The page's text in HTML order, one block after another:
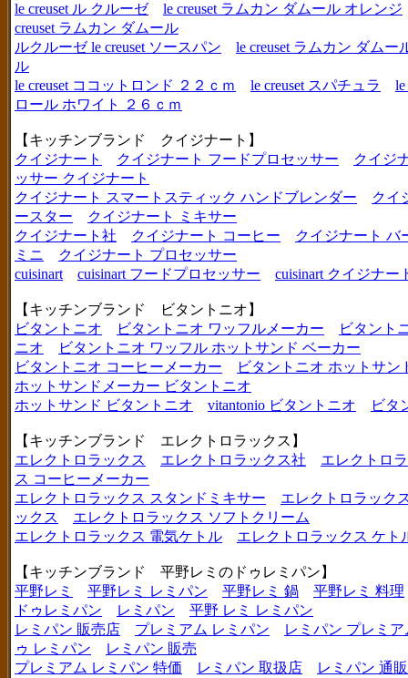
le creuset ル クルーゼ
le creuset ラムカン ダムール オレンジ
creuset ラムカン ダムール
ルクルーゼ le creuset ソースパン
le creuset ラムカン ダム
ル
le creuset ココットロンド ２２ｃｍ
le creuset スパチュラ
le
ロール ホワイト ２６ｃｍ
【キッチンブランド クイジナート】
クイジナート
クイジナート フードプロセッサー
クイジ
ッサー クイジナート
クイジナート スマートスティック ハンドブレンダー
クイ
ースター
クイジナート ミキサー
クイジナート社
クイジナート コーヒー
クイジナート バ
ミニ
クイジナート プロセッサー
cuisinart
cuisinart フードプロセッサー cuisinart クイジナー
【キッチンブランド ビタントニオ】
ビタントニオ
ビタントニオ ワッフルメーカー
ビタント
ニオ
ビタントニオ ワッフル ホットサンド ベーカー
ビタントニオ コーヒーメーカー
ビタントニオ ホットサン
ホットサンドメーカー ビタントニオ
ホットサンド ビタントニオ
vitantonio ビタントニオ ビタ
【キッチンブランド エレクトロラックス】
エレクトロラックス
エレクトロラックス社
エレクトロ
ス コーヒーメーカー
エレクトロラックス スタンドミキサー
エレクトロラック
ックス
エレクトロラックス ソフトクリーム
エレクトロラックス 電気ケトル
エレクトロラックス ケト
【キッチンブランド 平野レミのドゥレミパン】
平野レミ
平野レミ レミパン 平野レミ 鍋
平野レミ 料理
ドゥレミパン
レミパン
平野 レミ レミパン
レミパン 販売店
プレミアム レミパン
レミパン プレミア
ゥ レミパン
レミパン 販売
プレミアム レミパン 特価
レミパン 取扱店
レミパン 通販